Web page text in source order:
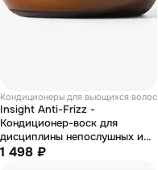
Кондиционеры для вьющихся волос
Insight Anti-Frizz -
Кондиционер-воск для
дисциплины непослушных и
вьющихся волос 80 мл
1 498 ₽